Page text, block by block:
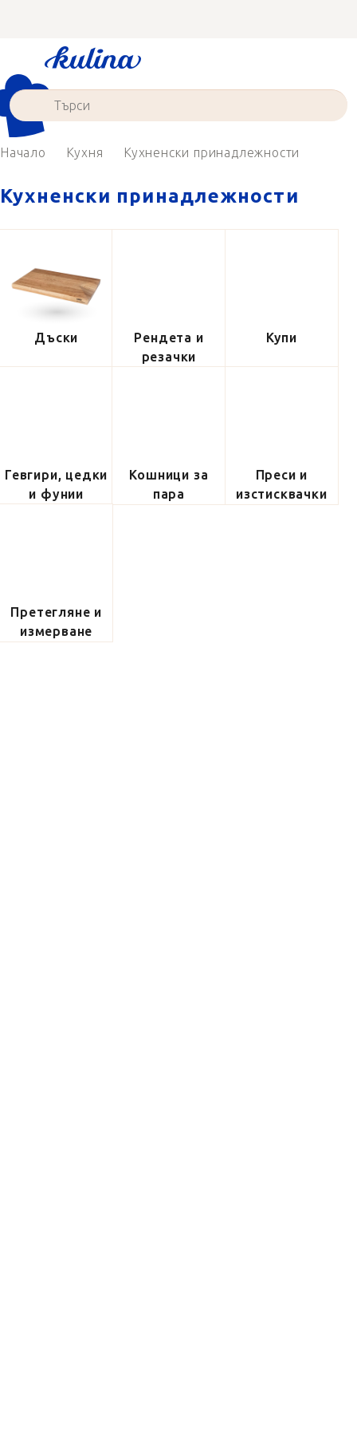
съдържанието
Начало Кухня Кухненски принадлежности
Кухненски принадлежности
Дъски
Рендета и
резачки
Купи
Гевгири, цедки
и фунии
Кошници за
пара
Преси и
изстисквачки
Претегляне и
измерване